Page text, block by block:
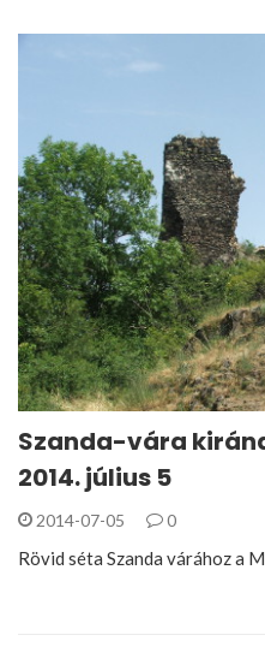
Szanda-vára
2014. július 5
2014-07-05 0
Rövid séta Szanda várához a